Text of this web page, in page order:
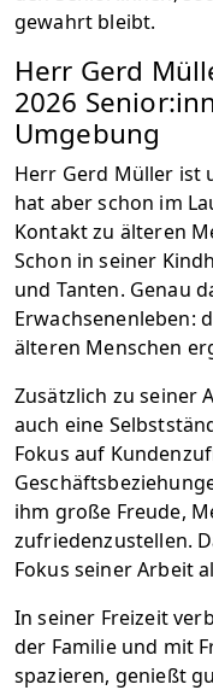
gewahrt bleibt.
Herr Gerd
2026
Umgebung
Herr Gerd Müller ist
hat aber schon im
Kontakt zu älteren
Schon in seiner
und Tanten. Genau
Erwachsenenleben:
älteren Menschen
Zusätzlich zu seiner
auch eine
Fokus auf
ihm große Freude,
zufriedenzustellen.
Fokus seiner Arbeit
In seiner Freizeit
der Familie und mit
spazieren, genießt